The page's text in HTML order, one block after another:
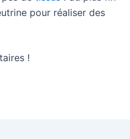
pour réaliser des
!